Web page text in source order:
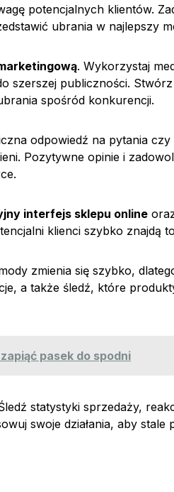
potencjalnych klientów.
ubrania w najlepszy
. Wykorzystaj
szerszej publiczności.
spośród konkurencji.
odpowiedź na pytania
Pozytywne opinie i
interfejs sklepu online
klienci szybko znajdą
zmienia się szybko,
a także śledź, które
pasek do spodni
statystyki sprzedaży,
swoje działania, aby stale